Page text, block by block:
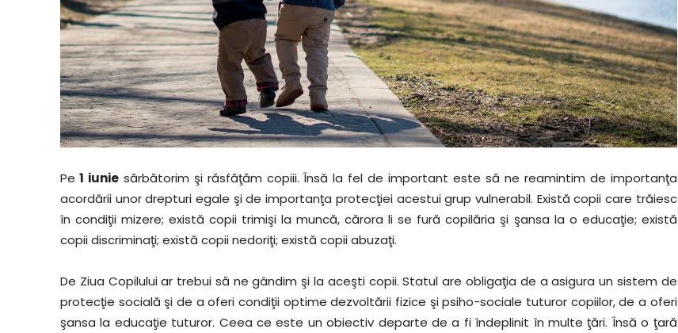
Pe 1 iuniesărbătorim şi răsfăţăm copiii. Însă la fel de important este să ne reamintim de importanţa
acordării unor drepturi egale şi de importanţa protecţiei acestui grup vulnerabil. Există copii care trăiesc
în condiţii mizere; există copii trimişi la muncă, cărora li se fură copilăria şi şansa la o educaţie; există
copii discriminaţi; există copii nedoriţi; există copii abuzaţi.
De Ziua Copilului ar trebui să ne gândim şi la aceşti copii. Statul are obligaţia de a asigura un sistem de
protecţie socială şi de a oferi condiţii optime dezvoltării fizice şi psiho-sociale tuturor copiilor, de a oferi
şansa la educaţie tuturor. Ceea ce este un obiectiv departe de a fi îndeplinit în multe ţări. Însă o ţară